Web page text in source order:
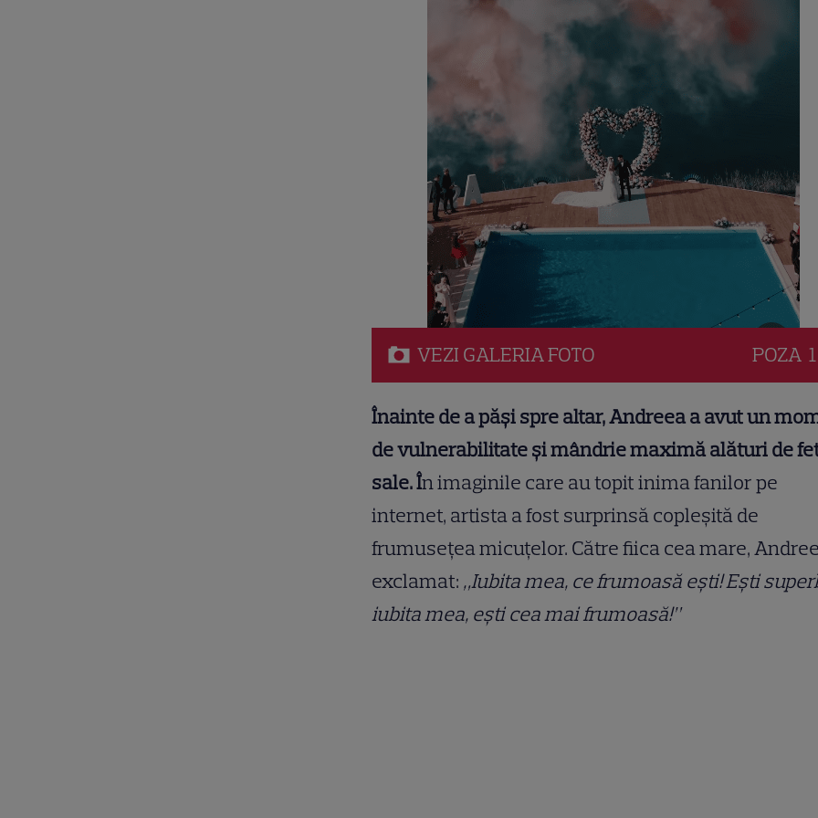
VEZI GALERIAFOTO POZA
Înainte de a păși spre altar, Andreea a avut un
de vulnerabilitate și mândrie maximă alături de
sale. În imaginile care au topit inima fanilor pe
internet, artista a fost surprinsă copleșită de
frumusețea micuțelor. Către fiica cea mare,
exclamat: „Iubita mea, ce frumoasă ești! Ești
iubita mea, ești cea mai frumoasă!”